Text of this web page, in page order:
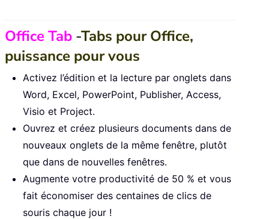
Office Tab -Tabs pour Office,
puissance pour vous
Activez l’édition et la lecture par onglets dans
Word, Excel, PowerPoint, Publisher, Access,
Visio et Project.
Ouvrez et créez plusieurs documents dans de
nouveaux onglets de la même fenêtre, plutôt
que dans de nouvelles fenêtres.
Augmente votre productivité de 50 % et vous
fait économiser des centaines de clics de
souris chaque jour !